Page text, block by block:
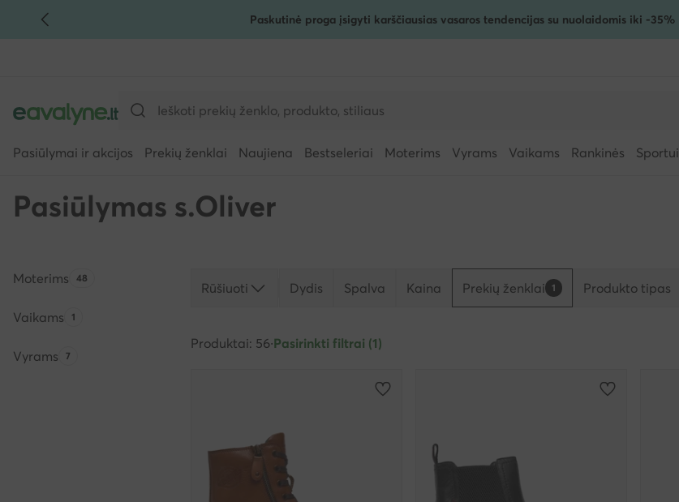
PEREITI PRIE PAGRINDINIO TURINIOPaskutinė proga įsigyti karščiausias vasaros tendencijas su nuolaidomis iki -35%
Pasiūlymai ir akcijos Prekių ženklai Naujiena Bestseleriai Moterims Vyrams Vaikams Rankinės Sportui
Pasiūlymas s.Oliver
Moterims Produktų skaičius:
48
Vaikams Produktų skaičius:
1
Vyrams Produktų skaičius:
7
Rūšiuoti Dydis Spalva Kaina Prekių ženklai 1 Produkto tipas
Produktai: 56·Pasirinkti filtrai (1)